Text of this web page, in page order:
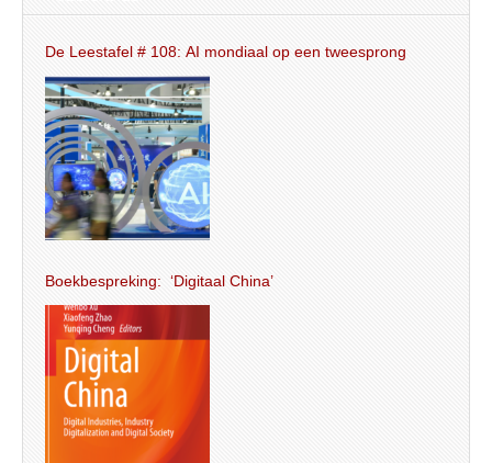
De Leestafel # 108: AI mondiaal op een tweesprong
Boekbespreking: ‘Digitaal China’